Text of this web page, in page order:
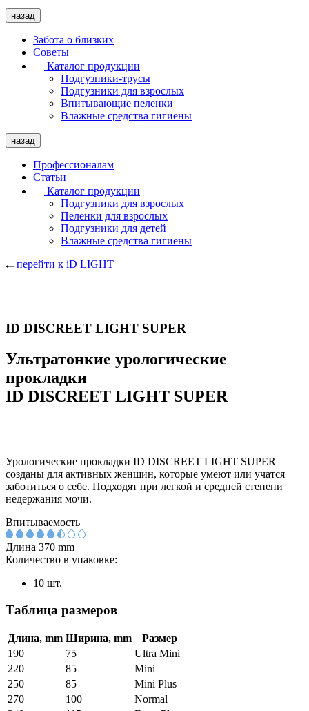
назад
Забота о близких
Советы
Каталог продукции
Подгузники-трусы
Подгузники для взрослых
Впитывающие пеленки
Влажные средства гигиены
назад
Профессионалам
Статьи
Каталог продукции
Подгузники для взрослых
Пеленки для взрослых
Подгузники для детей
Влажные средства гигиены
перейти к iD LIGHT
ID DISCREET LIGHT SUPER
Ультратонкие урологические
прокладки
ID DISCREET LIGHT SUPER
Урологические прокладки ID DISCREET LIGHT SUPER
созданы для активных женщин, которые умеют или учатся
заботиться о себе. Подходят при легкой и средней степени
недержания мочи.
Впитываемость
Длина 370 mm
Количество в упаковке:
10 шт.
Таблица размеров
Длина, mm Ширина, mm
Размер
190
75
Ultra Mini
220
85
Mini
250
85
Mini Plus
270
100
Normal